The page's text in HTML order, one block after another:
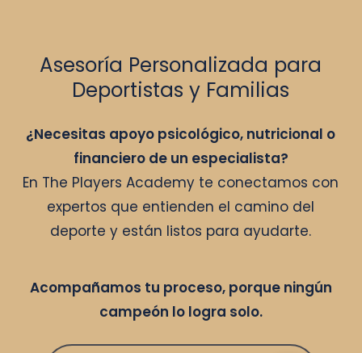
Asesoría Personalizada para
Deportistas y Familias
¿Necesitas apoyo psicológico, nutricional o
financiero de un especialista?
En The Players Academy te conectamos con
expertos que entienden el camino del
deporte y están listos para ayudarte.
Acompañamos tu proceso, porque ningún
campeón lo logra solo.